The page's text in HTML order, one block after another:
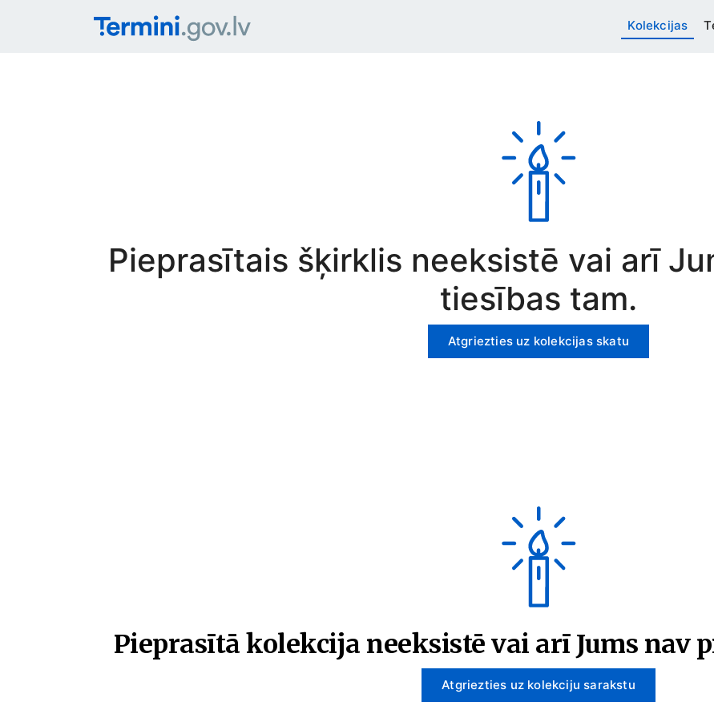
Kolekcijas
Pieprasītais šķirklis neeksistē vai arī
tiesības tam.
Atgriezties uz kolekcijas skatu
Pieprasītā kolekcija neeksistē vai arī Jums nav
Atgriezties uz kolekciju sarakstu